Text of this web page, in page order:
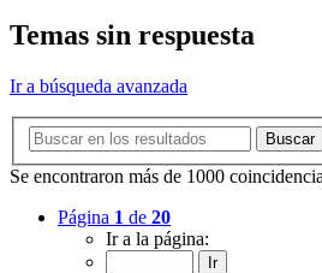
Temas sin respuesta
Ir a búsqueda avanzada
Buscar
Se encontraron más de 1000
Página 1 de 20
Ir a la página: